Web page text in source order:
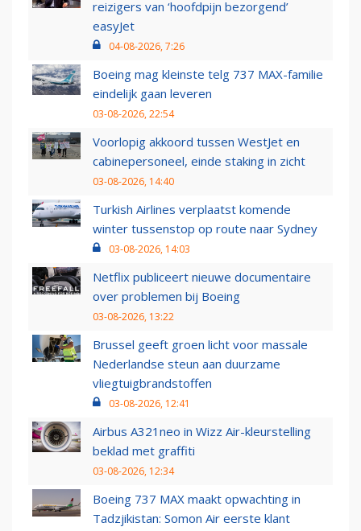
reizigers van ‘hoofdpijn bezorgend’
easyJet
04-08-2026, 7:26
Boeing mag kleinste telg 737 MAX-familie
eindelijk gaan leveren
03-08-2026, 22:54
Voorlopig akkoord tussen WestJet en
cabinepersoneel, einde staking in zicht
03-08-2026, 14:40
Turkish Airlines verplaatst komende
winter tussenstop op route naar Sydney
03-08-2026, 14:03
Netflix publiceert nieuwe documentaire
over problemen bij Boeing
03-08-2026, 13:22
Brussel geeft groen licht voor massale
Nederlandse steun aan duurzame
vliegtuigbrandstoffen
03-08-2026, 12:41
Airbus A321neo in Wizz Air-kleurstelling
beklad met graffiti
03-08-2026, 12:34
Boeing 737 MAX maakt opwachting in
Tadzjikistan: Somon Air eerste klant